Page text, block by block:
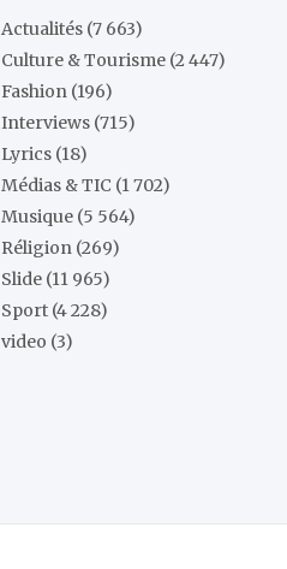
Actualités (7 663)
Culture & Tourisme (2 447)
Fashion (196)
Interviews (715)
Lyrics (18)
Médias & TIC (1 702)
Musique (5 564)
Réligion (269)
Slide (11 965)
Sport (4 228)
video (3)